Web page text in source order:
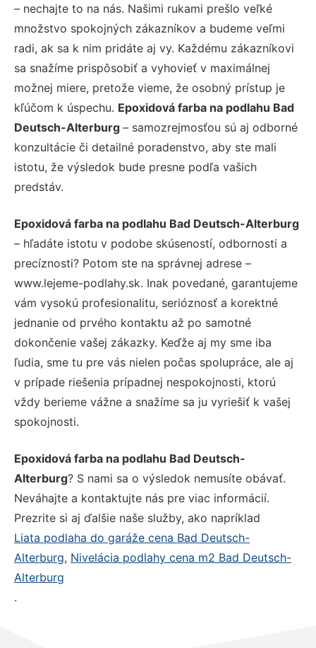
– nechajte to na nás. Našimi rukami prešlo veľké
množstvo spokojných zákazníkov a budeme veľmi
radi, ak sa k nim pridáte aj vy. Každému zákazníkovi
sa snažíme prispôsobiť a vyhovieť v maximálnej
možnej miere, pretože vieme, že osobný prístup je
kľúčom k úspechu. Epoxidová farba na podlahu Bad
Deutsch-Alterburg – samozrejmosťou sú aj odborné
konzultácie či detailné poradenstvo, aby ste mali
istotu, že výsledok bude presne podľa vašich
predstáv.
Epoxidová farba na podlahu Bad Deutsch-Alterburg
– hľadáte istotu v podobe skúseností, odbornosti a
precíznosti? Potom ste na správnej adrese –
www.lejeme-podlahy.sk. Inak povedané, garantujeme
vám vysokú profesionalitu, serióznosť a korektné
jednanie od prvého kontaktu až po samotné
dokončenie vašej zákazky. Keďže aj my sme iba
ľudia, sme tu pre vás nielen počas spolupráce, ale aj
v prípade riešenia prípadnej nespokojnosti, ktorú
vždy berieme vážne a snažíme sa ju vyriešiť k vašej
spokojnosti.
Epoxidová farba na podlahu Bad Deutsch-
Alterburg? S nami sa o výsledok nemusíte obávať.
Neváhajte a kontaktujte nás pre viac informácií.
Prezrite si aj ďalšie naše služby, ako napríklad
Liata podlaha do garáže cena Bad Deutsch-
Alterburg, Nivelácia podlahy cena m2 Bad Deutsch-
Alterburg
.